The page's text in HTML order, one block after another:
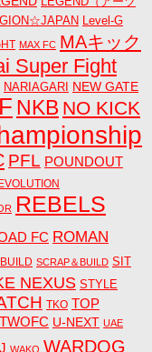
Level-G
MAX FC MAキック
Super Fight
NARIAGARI NEW GATE
NKB NO KICK
PFL POUNDOUT
REBELS
FC ROMAN
SCRAP＆BUILD SIT
NEXUS STYLE
TKO TOP
TWOFC U-NEXT UAE
WAKO WARDOG